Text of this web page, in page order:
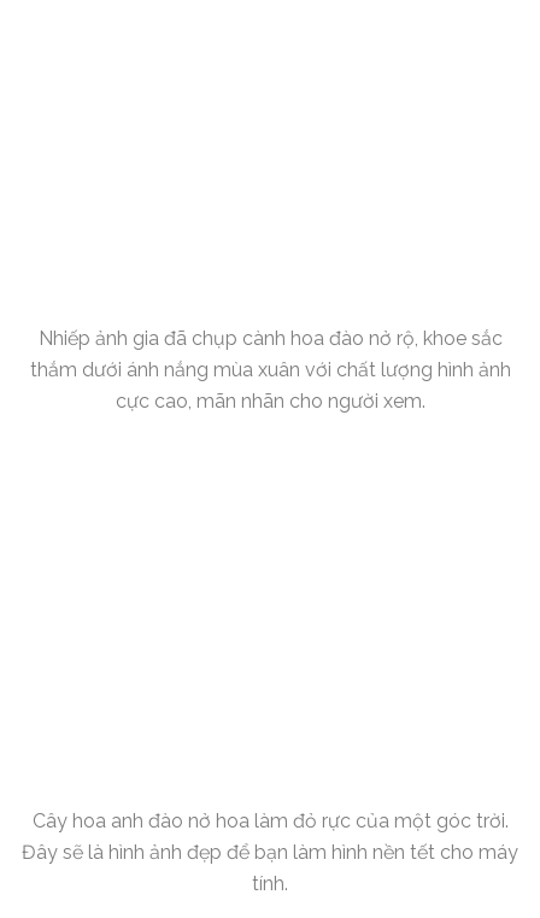
Nhiếp ảnh gia đã chụp cành hoa đào nở rộ, khoe sắc
thắm dưới ánh nắng mùa xuân với chất lượng hình ảnh
cực cao, mãn nhãn cho người xem.
Cây hoa anh đào nở hoa làm đỏ rực của một góc trời.
Đây sẽ là hình ảnh đẹp để bạn làm hình nền tết cho máy
tính.